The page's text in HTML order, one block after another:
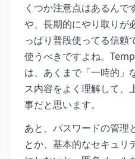
くつか注意点はあるんで
や、長期的にやり取りが
っぱり普段使ってる信頼
使うべきですよね。
は、あくまで「一時的」
ス内容をよく理解して、
事だと思います。
あと、パスワードの管理
とか、基本的なセキュリ